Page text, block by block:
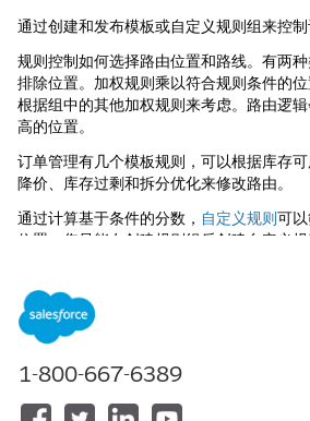
通过创建和发布模板或自定义规则组来控制
规则控制如何选择路由位置和路线。有两
排除位置。加权规则乘以符合规则条件的
根据组中的其他加权规则来考虑。路由逻
高的位置。
订单管理有几个模板规则，可以根据库存
降价、库存过剩和拆分优化来修改路由。
通过计算基于条件的分数， 自定义规则可
位置。您只能在创建规则组后创建自定义规
（如果适用）。为了防止缺货错误，所有规
用性规则。
个规则，每个规则最多可以有 15 个条件。
1-800-667-6389